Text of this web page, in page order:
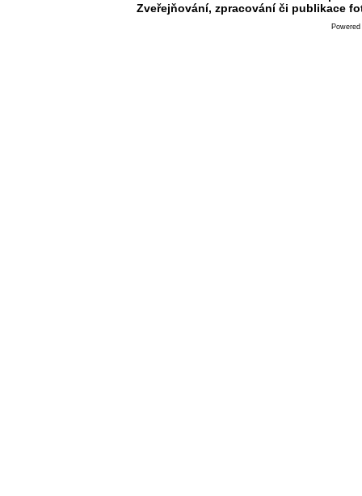
Zveřejňování, zpracování či publikace